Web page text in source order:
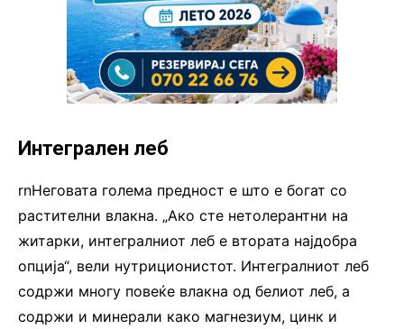
Интегрален леб
rnНеговата голема предност е што е богат со
растителни влакна. „Ако сте нетолерантни на
житарки, интегралниот леб е втората најдобра
опција“, вели нутриционистот. Интегралниот леб
содржи многу повеќе влакна од белиот леб, а
содржи и минерали како магнезиум, цинк и